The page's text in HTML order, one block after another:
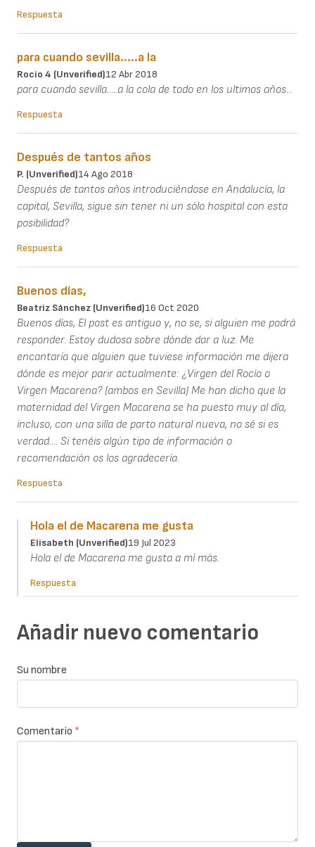
Respuesta
para cuando sevilla.....a la
Rocio 4 (unverified)12 Abr 2018
para cuando sevilla.....a la cola de todo en los ultimos años...
Respuesta
Después de tantos años
P. (unverified)14 Ago 2018
Después de tantos años introduciéndose en Andalucía, la
capital, Sevilla, sigue sin tener ni un sólo hospital con esta
posibilidad?
Respuesta
Buenos días,
Beatriz Sánchez (unverified)16 Oct 2020
Buenos días, El post es antiguo y, no se, si alguien me podrá
responder. Estoy dudosa sobre dónde dar a luz. Me
encantaría que alguien que tuviese información me dijera
dónde es mejor parir actualmente: ¿Virgen del Rocío o
Virgen Macarena? (ambos en Sevilla) Me han dicho que la
maternidad del Virgen Macarena se ha puesto muy al día,
incluso, con una silla de parto natural nueva, no sé si es
verdad.... Si tenéis algún tipo de información o
recomendación os los agradecería.
Respuesta
Hola el de Macarena me gusta
Elisabeth (unverified)19 Jul 2023
Hola el de Macarena me gusta a mí más.
Respuesta
Añadir nuevo comentario
Su nombre
Comentario *